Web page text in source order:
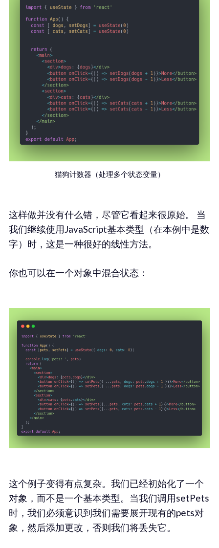
猫狗计数器（处理多个状态变量）
这样做并没有什么错，尽管它看起来很原始。 当
我们继续使用JavaScript基本类型（在本例中是数
字）时，这是一种很好的线性方法。
你也可以在一个对象中混合状态：
这个例子变得有点复杂。我们已经初始化了一个
对象，而不是一个基本类型。当我们调用setPets
时，我们必须意识到我们需要展开现有的pets对
象，然后添加更改，否则我们将丢失它。